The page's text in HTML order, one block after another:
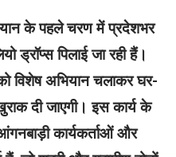
के पहले चरण में प्रदेशभर
ड्रॉप्स पिलाई जा रही हैं।
विशेष अभियान चलाकर घर-
दी जाएगी। इस कार्य के
आंगनबाड़ी कार्यकर्ताओं और